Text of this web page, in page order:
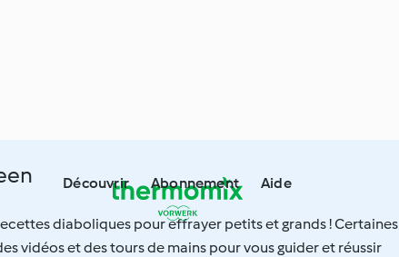
Découvrir Abonnement Aide
diaboliques pour effrayer petits et grands ! Certaines
vidéos et des tours de mains pour vous guider et réussir